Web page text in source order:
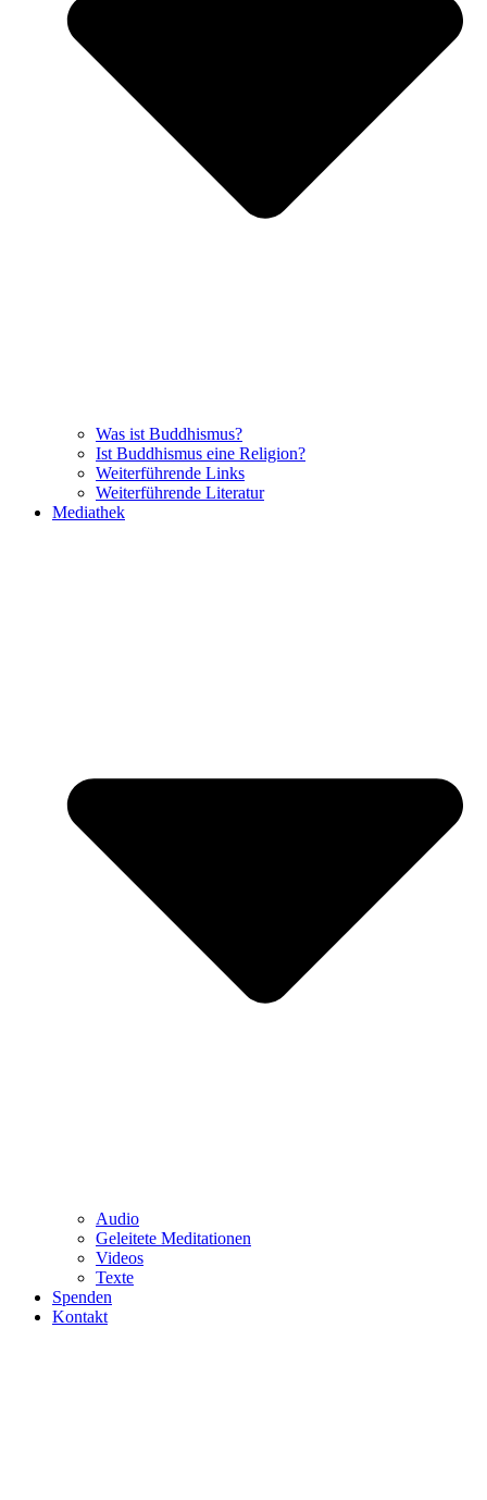
Was ist Buddhismus?
Ist Buddhismus eine Religion?
Weiterführende Links
Weiterführende Literatur
Mediathek
Audio
Geleitete Meditationen
Videos
Texte
Spenden
Kontakt